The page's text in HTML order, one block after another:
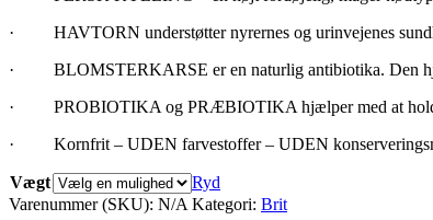
· HAVTORN understøtter nyrernes og urinvejenes
· BLOMSTERKARSE er en naturlig antibiotika. Den
· PROBIOTIKA og PRÆBIOTIKA hjælper med at holde
· Kornfrit – UDEN farvestoffer – UDEN
Vægt
Ryd
Varenummer (SKU): N/A Kategori: Brit